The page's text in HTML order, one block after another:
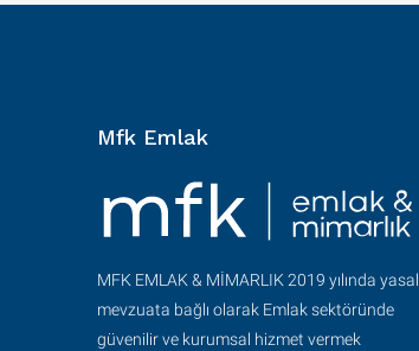
Mfk Emlak
MFK EMLAK & MİMARLIK 2019 yılında yasal
mevzuata bağlı olarak Emlak sektöründe
güvenilir ve kurumsal hizmet vermek